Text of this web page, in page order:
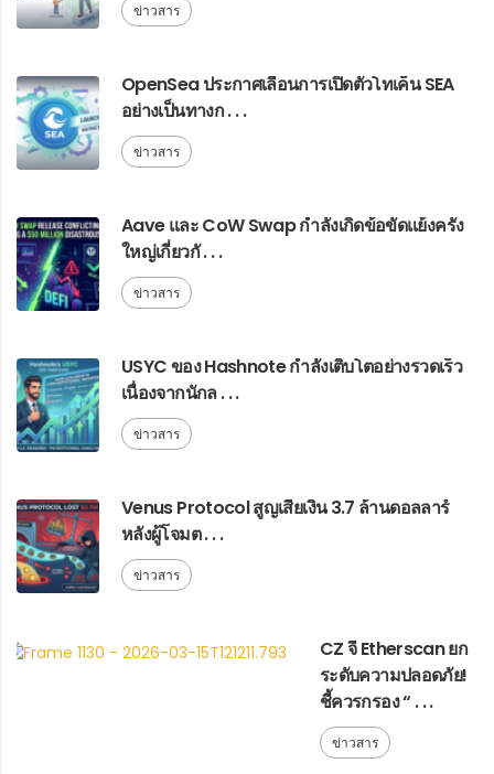
ข่าวสาร
OpenSea ประกาศเลื่อนการเปิดตัวโทเค็น SEA
อย่างเป็นทางก . . .
ข่าวสาร
Aave และ CoW Swap กำลังเกิดข้อขัดแย้งครั้ง
ใหญ่เกี่ยวกั . . .
ข่าวสาร
USYC ของ Hashnote กำลังเติบโตอย่างรวดเร็ว
เนื่องจากนักล . . .
ข่าวสาร
Venus Protocol สูญเสียเงิน 3.7 ล้านดอลลาร์
หลังผู้โจมต . . .
ข่าวสาร
CZ จี้ Etherscan ยก
ระดับความปลอดภัย!
ชี้ควรกรอง “ . . .
ข่าวสาร